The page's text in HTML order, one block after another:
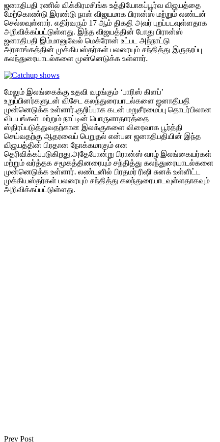
ஜனாதிபதி ரணில் விக்கிரமசிங்க உத்தியோகப்பூர்வ விஜயத்தை
மேற்கொண்டு இரண்டு நாள் விஜயமாக பிரான்ஸ் மற்றும் லண்டன்
செல்லவுள்ளார். எதிர்வரும் 17 ஆம் திகதி அவர் புறப்படவுள்ளதாக
அறிவிக்கப்பட்டுள்ளது. இந்த விஜயத்தின் போது பிரான்ஸ்
ஜனாதிபதி இம்மானுவேல் மெக்ரோன் உட்பட அந்நாட்டு
அரசாங்கத்தின் முக்கியஸ்தர்கள் பலரையும் சந்தித்து இருதரப்பு
கலந்துரையாடல்களை முன்னெடுக்க உள்ளார்.
மேலும் இலங்கைக்கு உதவி வழங்கும் ‘பாரிஸ் கிளப்’
உறுப்பினர்களுடன் விசேட கலந்துரையாடல்களை ஜனாதிபதி
முன்னெடுக்க உள்ளார்.குறிப்பாக கடன் மறுசீரமைப்பு தொடர்பிலான
விடயங்கள் மற்றும் நாட்டின் பொருளாதாரத்தை
ஸ்திரப்படுத்துவதற்கான இலக்குகளை விரைவாக பூர்த்தி
செய்வதற்கு ஆதரவைப் பெறுதல் என்பன ஜனாதிபதியின் இந்த
விஜயத்தின் பிரதான நோக்கமாகும் என
தெரிவிக்கப்படுகிறது.அதேபோன்று பிரான்ஸ் வாழ் இலங்கையர்கள்
மற்றும் வர்த்தக சமூகத்தினரையும் சந்தித்து கலந்துரையாடல்களை
முன்னெடுக்க உள்ளார். லண்டனில் பிரதமர் ரிஷி சுனக் உள்ளிட்ட
முக்கியஸ்தர்கள் பலரையும் சந்தித்து கலந்துரையாடவுள்ளதாகவும்
அறிவிக்கப்பட்டுள்ளது.
Prev Post